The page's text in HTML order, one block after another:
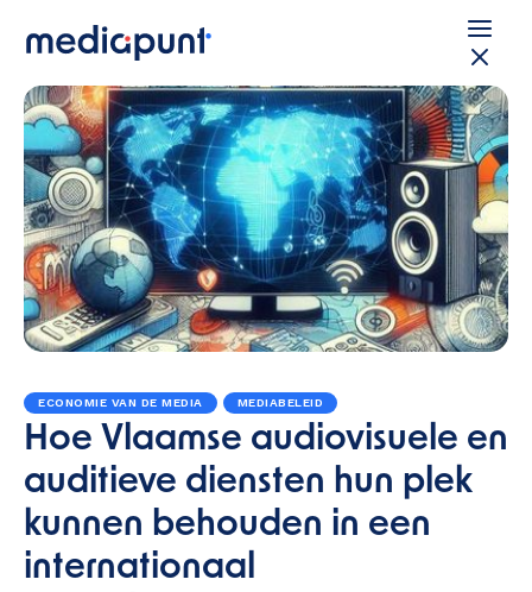
ECONOMIE VAN DE MEDIA MEDIABELEID
Hoe Vlaamse audiovisuele en
auditieve diensten hun plek
kunnen behouden in een
internationaal